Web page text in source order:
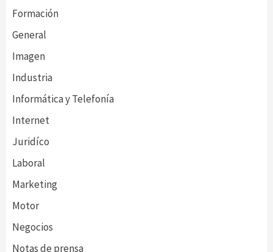
Formación
General
Imagen
Industria
Informática y Telefonía
Internet
Juridíco
Laboral
Marketing
Motor
Negocios
Notas de prensa